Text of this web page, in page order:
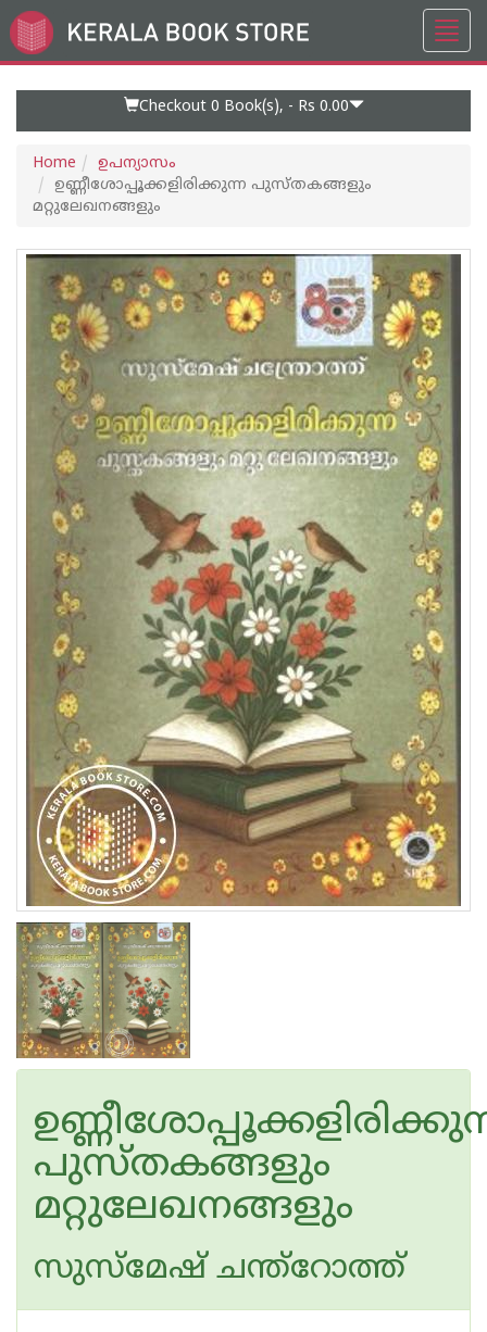
Go
to
Checkout 0 Book(s), - Rs 0.00
Home
ഉപന്യാസം
ഉണ്ണീശോപ്പൂക്കളിരിക്കുന്ന പുസ്തകങ്ങളും
മറ്റുലേഖനങ്ങളും
പുസ്തകങ്ങളും
മറ്റുലേഖനങ്ങളും
സുസ്മേഷ്‌ ചന്ത്റോത്ത്